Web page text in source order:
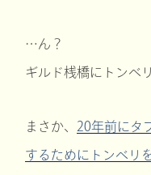
…ん？
ギルド桟橋にトンベリ
まさか、 20年前にタ
するためにトンベリ